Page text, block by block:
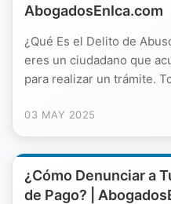
AbogadosEnIca.com
¿Qué Es el Delito de
eres un ciudadano que
para realizar un trámite.
03 MAY 2025
¿Cómo Denunciar a
de Pago? |